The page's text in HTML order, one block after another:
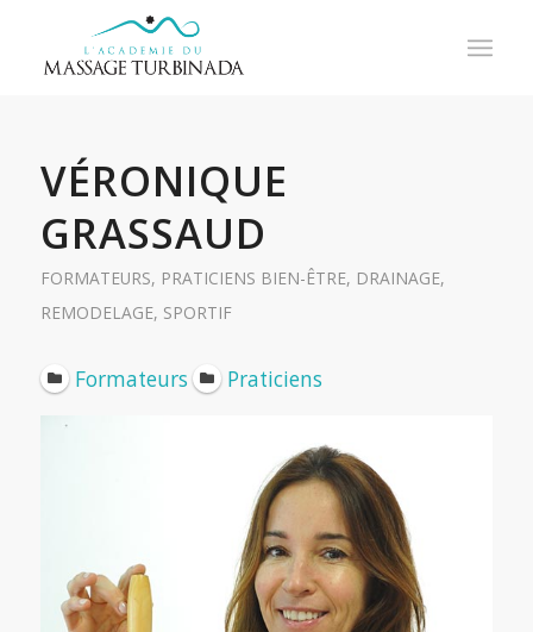
VÉRONIQUE
GRASSAUD
FORMATEURS, PRATICIENS BIEN-ÊTRE, DRAINAGE,
REMODELAGE, SPORTIF
Formateurs Praticiens